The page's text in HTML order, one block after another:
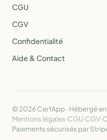
CGU
CGV
Confidentialité
Aide & Contact
© 2026 CerfApp · Hébergé
Mentions légales·CGU·CGV·
Paiements sécurisés par